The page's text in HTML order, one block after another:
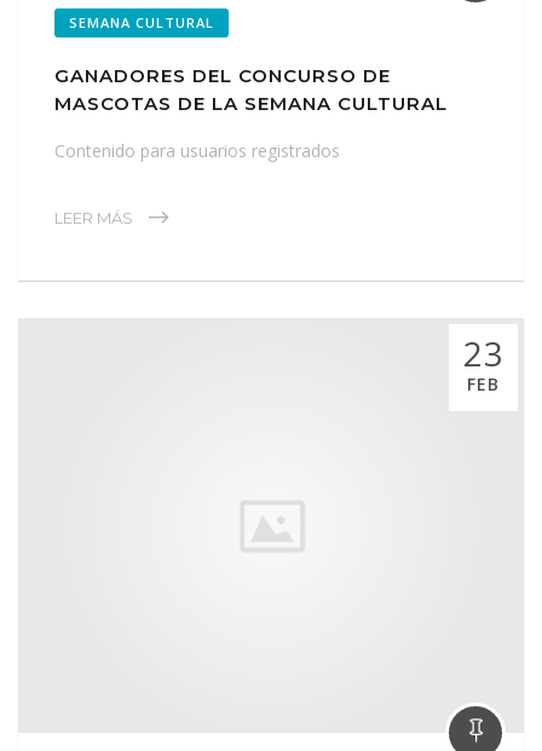
SEMANA CULTURAL
GANADORES DEL CONCURSO DE
MASCOTAS DE LA SEMANA CULTURAL
Contenido para usuarios registrados
LEER MÁS
23
FEB